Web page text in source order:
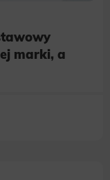
marki, a